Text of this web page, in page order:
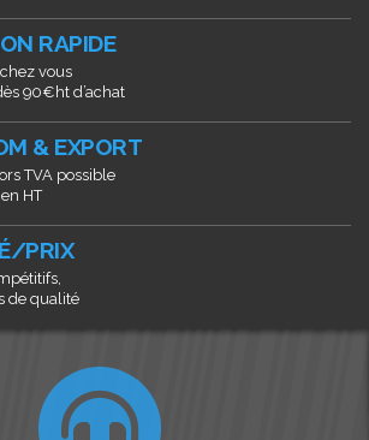
RAPIDE
vous
90€ht d’achat
& EXPORT
TVA possible
HT
PRIX
de qualité